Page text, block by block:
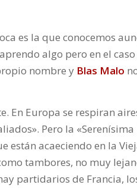
es la que conocemos
algo pero en el caso
nombre y Blas Malo
En Europa se respiran
Pero la
están acaeciendo en la
tambores, no muy
partidarios de Francia,